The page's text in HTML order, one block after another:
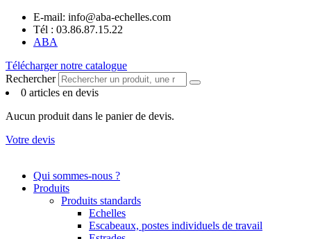
Aller
contenu
E-mail: info@aba-echelles.com
Tél : 03.86.87.15.22
ABA
Télécharger notre catalogue
Rechercher
0 articles en devis
Aucun produit dans le panier de devis.
Votre devis
Qui sommes-nous ?
Produits
Produits standards
Echelles
Escabeaux, postes individuels de travail